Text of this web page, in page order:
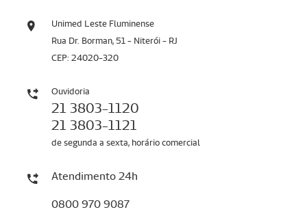
Unimed Leste Fluminense
Rua Dr. Borman, 51 - Niterói - RJ
CEP: 24020-320
Ouvidoria
21 3803-1120
21 3803-1121
de segunda a sexta, horário comercial
Atendimento 24h
0800 970 9087